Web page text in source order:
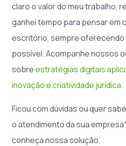
claro o valor do meu trabalho,
ganhei tempo para pensar em
escritório, sempre oferecendo
possível. Acompanhe nossos
sobreestratégias digitais
inovação e criatividade jurídica.
Ficou com dúvidas ou quer
o atendimento da sua
conheça nossa solução.